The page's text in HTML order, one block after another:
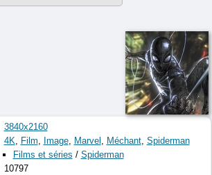
3840x2160
4K, Film, Image, Marvel , Méchant, Spiderman
Films et séries / Spiderman
10797